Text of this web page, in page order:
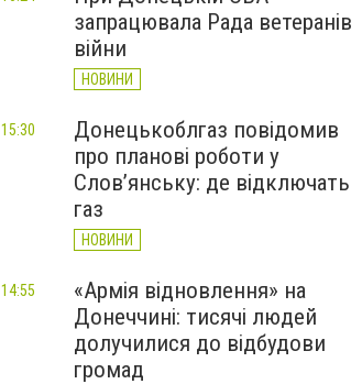
запрацювала Рада ветеранів
війни
НОВИНИ
Донецькоблгаз повідомив
про планові роботи у
Слов’янську: де відключать
газ
НОВИНИ
15:30
«Армія відновлення» на
Донеччині: тисячі людей
долучилися до відбудови
громад
14:55